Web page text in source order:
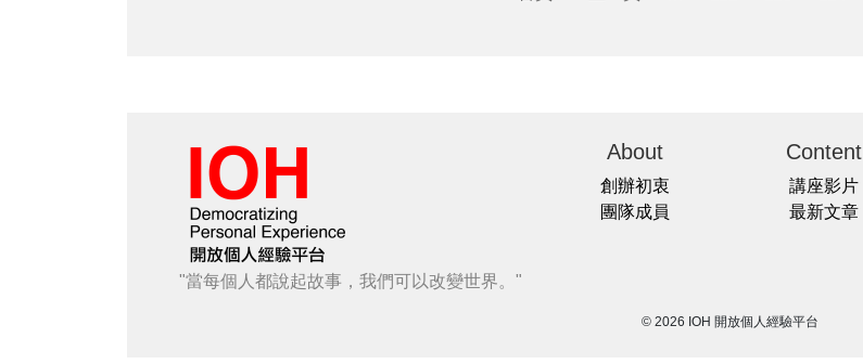
"當每個人都說起故事，我們可以改變世界。"
About
創辦初衷
團隊成員
Content
講座影片
最新文章
© 2026 IOH 開放個人經驗平台